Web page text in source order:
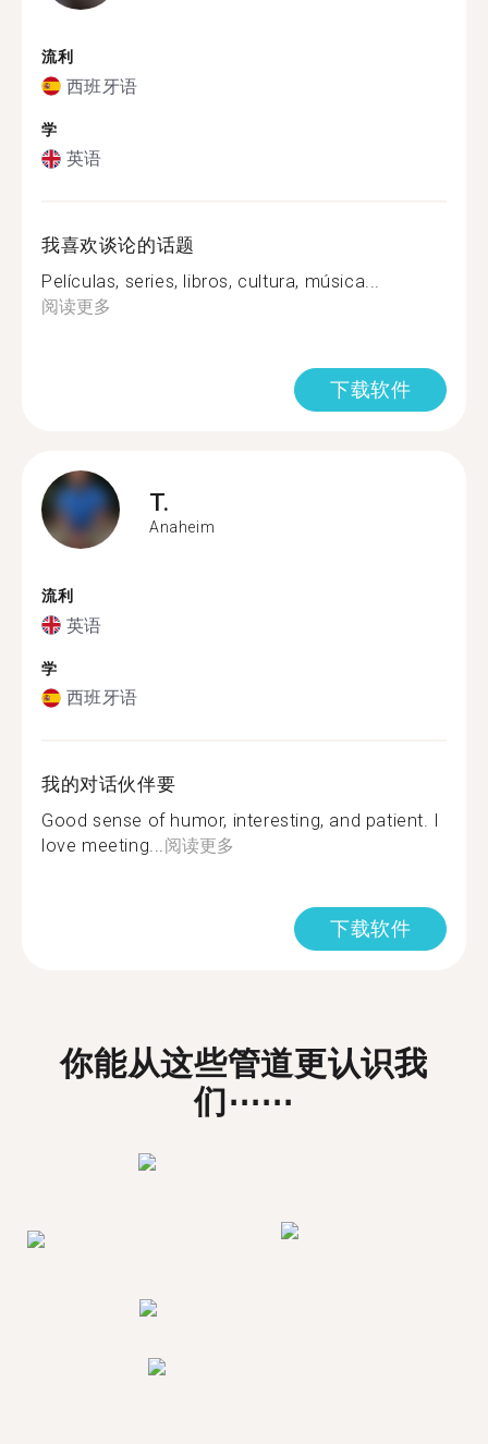
流利
西班牙语
学
英语
我喜欢谈论的话题
Películas, series, libros, cultura, música...
阅读更多
下载软件
T.
Anaheim
流利
英语
学
西班牙语
我的对话伙伴要
Good sense of humor, interesting, and patient. I
love meeting...阅读更多
下载软件
你能从这些管道更认识我
们⋯⋯